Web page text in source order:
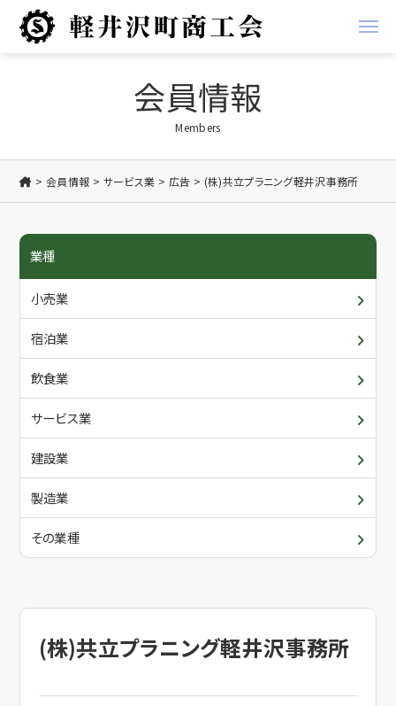
金融
労務
創業支援
共済
商工会からのお知らせ
会員からのお知らせ
商工会について
概要・アクセス/ご利用案内
入会について
青年部・女性部
委員会・各支部の活動
関係団体
会員情報
各種書類ダウンロード
入会について
メールでお問合せ
会員情報
Members
会員情報 サービス業 広告 (株)共立プラニング軽井沢事務所
(株)共立プラニング軽井沢事務所
業種
小売業
宿泊業
飲食業
サービス業
建設業
製造業
その業種